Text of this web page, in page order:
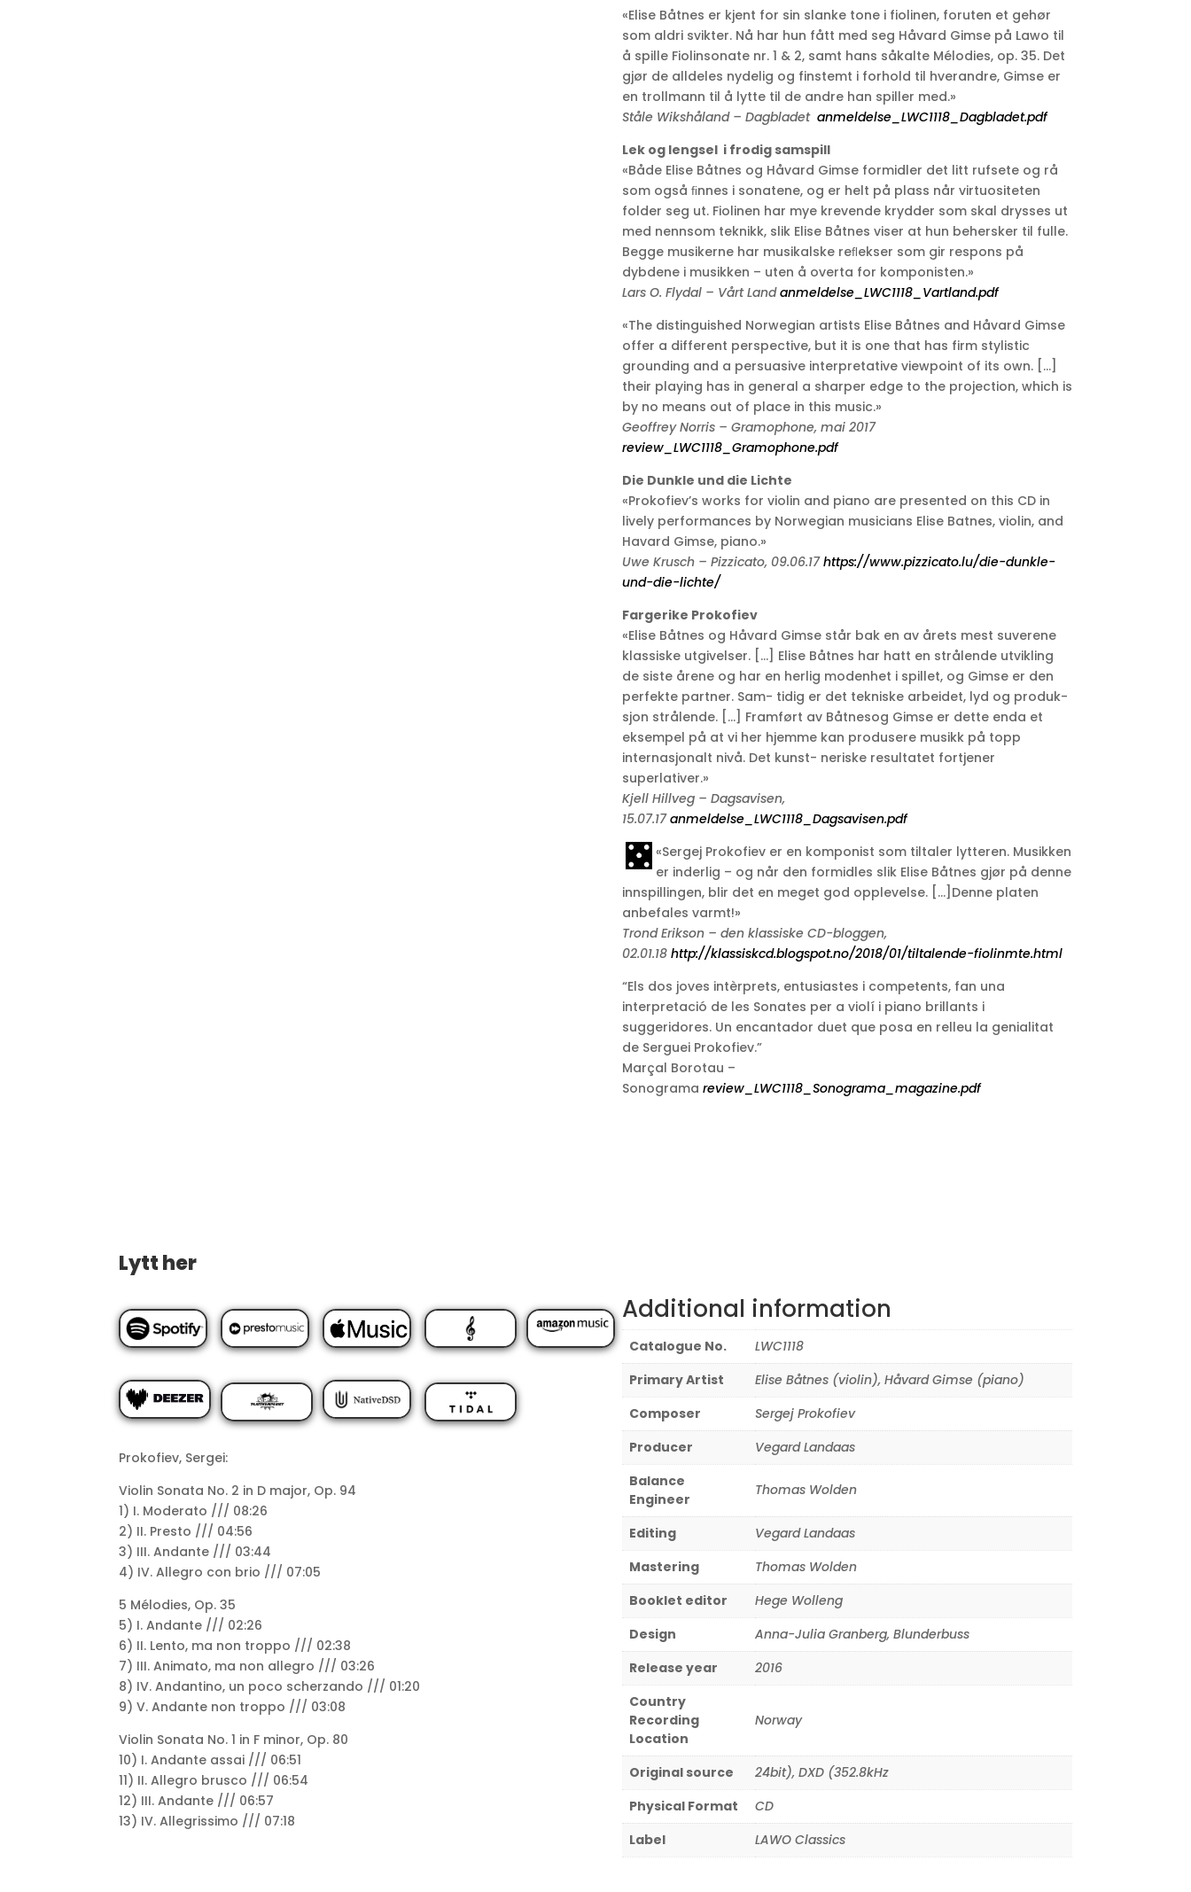
«Elise Båtnes er kjent for sin slanke tone i fiolinen, foruten et gehør
som aldri svikter. Nå har hun fått med seg Håvard Gimse på Lawo til
å spille Fiolinsonate nr. 1 & 2, samt hans såkalte Mélodies, op. 35. Det
gjør de alldeles nydelig og finstemt i forhold til hverandre, Gimse er
en trollmann til å lytte til de andre han spiller med.»
Ståle Wikshåland – Dagbladet anmeldelse_LWC1118_Dagbladet.pdf
Lek og lengsel i frodig samspill
«Både Elise Båtnes og Håvard Gimse formidler det litt rufsete og rå
som også ﬁnnes i sonatene, og er helt på plass når virtuositeten
folder seg ut. Fiolinen har mye krevende krydder som skal drysses ut
med nennsom teknikk, slik Elise Båtnes viser at hun behersker til fulle.
Begge musikerne har musikalske reﬂekser som gir respons på
dybdene i musikken – uten å overta for komponisten.»
Lars O. Flydal – Vårt Landanmeldelse_LWC1118_Vartland.pdf
«The distinguished Norwegian artists Elise Båtnes and Håvard Gimse
offer a different perspective, but it is one that has firm stylistic
grounding and a persuasive interpretative viewpoint of its own. […]
their playing has in general a sharper edge to the projection, which is
by no means out of place in this music.»
Geoffrey Norris – Gramophone, mai 2017
review_LWC1118_Gramophone.pdf
Die Dunkle und die Lichte
«Prokofiev’s works for violin and piano are presented on this CD in
lively performances by Norwegian musicians Elise Batnes, violin, and
Havard Gimse, piano.»
Uwe Krusch – Pizzicato, 09.06.17https://www.pizzicato.lu/die-dunkle-
und-die-lichte/
Fargerike Prokofiev
«Elise Båtnes og Håvard Gimse står bak en av årets mest suverene
klassiske utgivelser. […] Elise Båtnes har hatt en strålende utvikling
de siste årene og har en herlig modenhet i spillet, og Gimse er den
perfekte partner. Sam- tidig er det tekniske arbeidet, lyd og produk-
sjon strålende. […] Framført av Båtnesog Gimse er dette enda et
eksempel på at vi her hjemme kan produsere musikk på topp
internasjonalt nivå. Det kunst- neriske resultatet fortjener
superlativer.»
Kjell Hillveg – Dagsavisen,
15.07.17anmeldelse_LWC1118_Dagsavisen.pdf
«Sergej Prokofiev er en komponist som tiltaler lytteren. Musikken
er inderlig – og når den formidles slik Elise Båtnes gjør på denne
innspillingen, blir det en meget god opplevelse. […]Denne platen
anbefales varmt!»
Trond Erikson – den klassiske CD-bloggen,
02.01.18 http://klassiskcd.blogspot.no/2018/01/tiltalende-fiolinmte.html
“Els dos joves intèrprets, entusiastes i competents, fan una
interpretació de les Sonates per a violí i piano brillants i
suggeridores. Un encantador duet que posa en relleu la genialitat
de Serguei Prokofiev.”
Marçal Borotau –
Sonograma review_LWC1118_Sonograma_magazine.pdf
Lytt her
Prokofiev, Sergei:
Violin Sonata No. 2 in D major, Op. 94
1) I. Moderato /// 08:26
2) II. Presto /// 04:56
3) III. Andante /// 03:44
4) IV. Allegro con brio /// 07:05
5 Mélodies, Op. 35
5) I. Andante /// 02:26
6) II. Lento, ma non troppo /// 02:38
7) III. Animato, ma non allegro /// 03:26
8) IV. Andantino, un poco scherzando /// 01:20
9) V. Andante non troppo /// 03:08
Violin Sonata No. 1 in F minor, Op. 80
10) I. Andante assai /// 06:51
11) II. Allegro brusco /// 06:54
12) III. Andante /// 06:57
13) IV. Allegrissimo /// 07:18
Additional information
Catalogue No.
LWC1118
Primary Artist
Elise Båtnes (violin), Håvard Gimse (piano)
Composer
Sergej Prokofiev
Producer
Vegard Landaas
Balance
Engineer
Thomas Wolden
Editing
Vegard Landaas
Mastering
Thomas Wolden
Booklet editor
Hege Wolleng
Design
Anna-Julia Granberg, Blunderbuss
Release year
2016
Country
Recording
Location
Norway
Original source 24bit), DXD (352.8kHz
Physical Format
CD
Label
LAWO Classics